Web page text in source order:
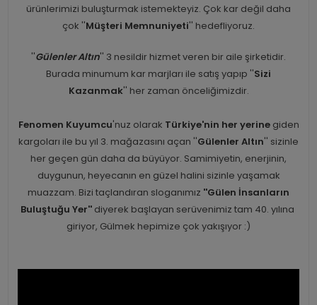
ürünlerimizi buluşturmak istemekteyiz. Çok kar değil daha
çok ''Müşteri Memnuniyeti'' hedefliyoruz.
''Gülenler Altın'' 3 nesildir hizmet veren bir aile şirketidir.
Burada minumum kar marjları ile satış yapıp ''Sizi
Kazanmak'' her zaman önceliğimizdir.
Fenomen Kuyumcu'nuz olarak Türkiye'nin her yerinegiden
kargoları ile bu yıl 3. mağazasını açan ''Gülenler Altın'' sizinle
her geçen gün daha da büyüyor. Samimiyetin, enerjinin,
duygunun, heyecanın en güzel halini sizinle yaşamak
muazzam. Bizi taçlandıran sloganımız ''Gülen İnsanların
Buluştuğu Yer'' diyerek başlayan serüvenimiz tam 40. yılına
giriyor, Gülmek hepimize çok yakışıyor :)